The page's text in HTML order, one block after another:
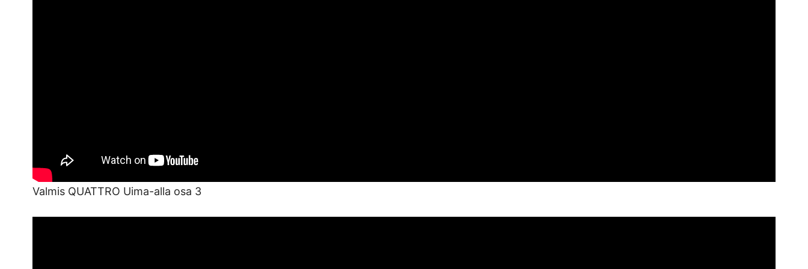
Valmis QUATTRO Uima-alla osa 3